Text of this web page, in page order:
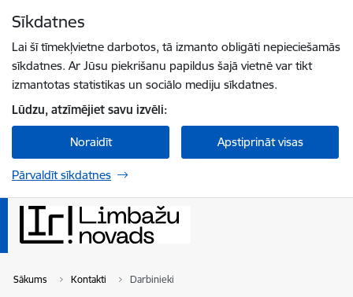
Sīkdatnes
Lai šī tīmekļvietne darbotos, tā izmanto obligāti nepieciešamās
sīkdatnes. Ar Jūsu piekrišanu papildus šajā vietnē var tikt
izmantotas statistikas un sociālo mediju sīkdatnes.
Lūdzu, atzīmējiet savu izvēli:
Noraidīt Apstiprināt visas
Pārvaldīt sīkdatnes
Sākums Kontakti Darbinieki